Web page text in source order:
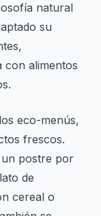
natural
su
alimentos
eco-menús,
frescos.
postre por
de
cereal o